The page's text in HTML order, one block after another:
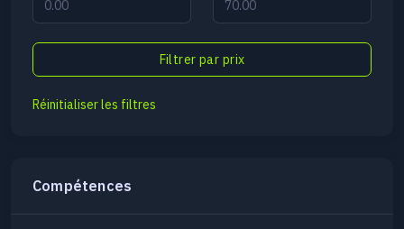
Réinitialiser les filtres
Compétences